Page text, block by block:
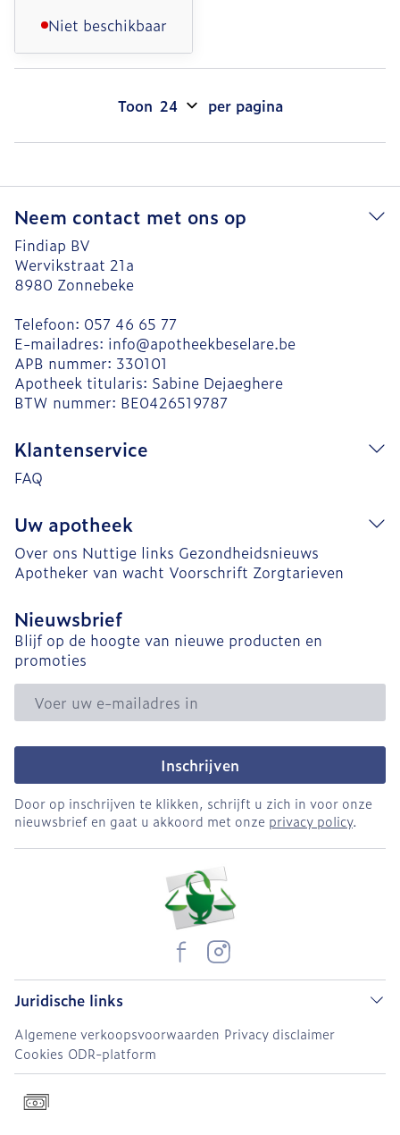
Niet beschikbaar
Toon per pagina
Neem contact met ons op
Findiap BV
Wervikstraat 21a
8980 Zonnebeke
Telefoon: 057 46 65 77
E-mailadres: info@apotheekbeselare.be
APB nummer: 330101
Apotheek titularis: Sabine Dejaeghere
BTW nummer: BE0426519787
Klantenservice
FAQ
Uw apotheek
Over ons Nuttige links Gezondheidsnieuws
Apotheker van wacht Voorschrift Zorgtarieven
Nieuwsbrief
Blijf op de hoogte van nieuwe producten en
promoties
E-mail adres
Inschrijven
Door op inschrijven te klikken, schrijft u zich in voor onze
nieuwsbrief en gaat u akkoord met onze privacy policy.
Juridische links
Algemene verkoopsvoorwaarden Privacy disclaimer
Cookies ODR-platform